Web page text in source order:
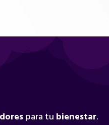
para tu bienestar.